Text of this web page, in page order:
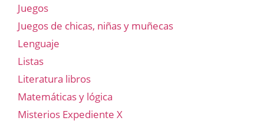
Juegos
Juegos de chicas, niñas y muñecas
Lenguaje
Listas
Literatura libros
Matemáticas y lógica
Misterios Expediente X